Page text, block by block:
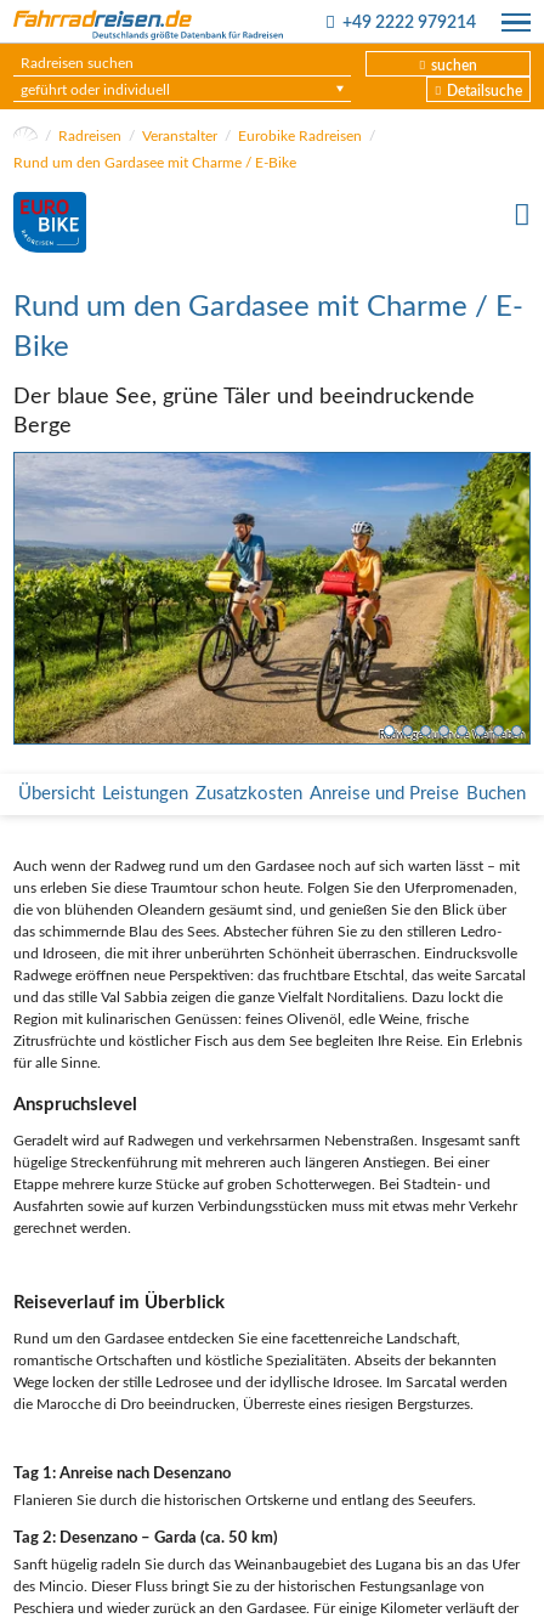
+49 2222 979214
suchen
geführt oder individuell
Detailsuche
Radreisen Veranstalter
Eurobike Radreisen
Rund um den Gardasee mit Charme / E-Bike
Rund um den Gardasee mit Charme / E-
Bike
Der blaue See, grüne Täler und beeindruckende
Berge
Radwege durch die Weinreben
Radfahrer vor der Burg in Sirmione
Rast unter Olivenbäumen
Panoramablick über Torbole
Radweg durch die Weingärten
Panoramablick über den südlichen Gardasee
Radfahrer beim Torre San Martino della Battaglia
Radfahrer beim Kanal in Peschiera
Übersicht Leistungen Zusatzkosten Anreise und Preise Buchen
Auch wenn der Radweg rund um den Gardasee noch auf sich warten lässt – mit
uns erleben Sie diese Traumtour schon heute. Folgen Sie den Uferpromenaden,
die von blühenden Oleandern gesäumt sind, und genießen Sie den Blick über
das schimmernde Blau des Sees. Abstecher führen Sie zu den stilleren Ledro-
und Idroseen, die mit ihrer unberührten Schönheit überraschen. Eindrucksvolle
Radwege eröffnen neue Perspektiven: das fruchtbare Etschtal, das weite Sarcatal
und das stille Val Sabbia zeigen die ganze Vielfalt Norditaliens. Dazu lockt die
Region mit kulinarischen Genüssen: feines Olivenöl, edle Weine, frische
Zitrusfrüchte und köstlicher Fisch aus dem See begleiten Ihre Reise. Ein Erlebnis
für alle Sinne.
Anspruchslevel
Geradelt wird auf Radwegen und verkehrsarmen Nebenstraßen. Insgesamt sanft
hügelige Streckenführung mit mehreren auch längeren Anstiegen. Bei einer
Etappe mehrere kurze Stücke auf groben Schotterwegen. Bei Stadtein- und
Ausfahrten sowie auf kurzen Verbindungsstücken muss mit etwas mehr Verkehr
gerechnet werden.
Reiseverlauf im Überblick
Rund um den Gardasee entdecken Sie eine facettenreiche Landschaft,
romantische Ortschaften und köstliche Spezialitäten. Abseits der bekannten
Wege locken der stille Ledrosee und der idyllische Idrosee. Im Sarcatal werden
die Marocche di Dro beeindrucken, Überreste eines riesigen Bergsturzes.
Tag 1: Anreise nach Desenzano
Flanieren Sie durch die historischen Ortskerne und entlang des Seeufers.
Tag 2: Desenzano – Garda (ca. 50 km)
Sanft hügelig radeln Sie durch das Weinanbaugebiet des Lugana bis an das Ufer
des Mincio. Dieser Fluss bringt Sie zu der historischen Festungsanlage von
Peschiera und wieder zurück an den Gardasee. Für einige Kilometer verläuft der